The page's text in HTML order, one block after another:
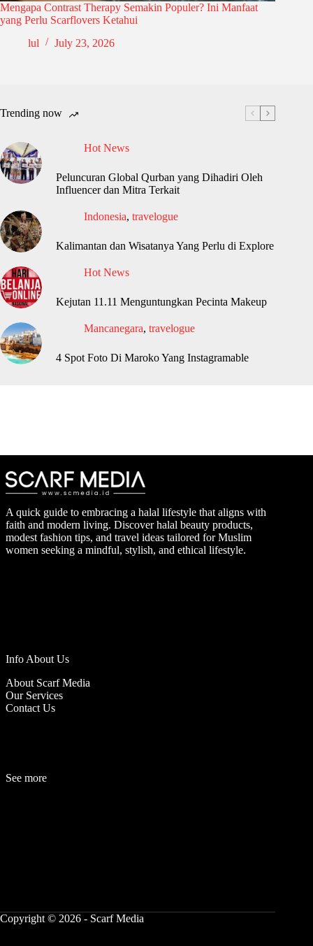
Mengapa Contrast Therapy Semakin Populer? Ini Manfaat
yang Perlu Scarflovers Ketahui
lul
July 23, 2026
Trending now
Hot News
Peluncuran Global Qurban yang Dihadiri Oleh
Influencer dan Mitra Terkait
Indonesia, travelogue
Kalimantan dan Wisatanya Yang Perlu di Explore
Hot News
Kejutan 11.11 Menguntungkan Pecinta Makeup
Mancanegara, travelogue
4 Spot Foto Di Maroko Yang Instagramable
A quick guide to embracing a halal lifestyle that aligns with
faith and modern living. Discover halal beauty products,
modest fashion tips, and travel ideas tailored for Muslim
women seeking a mindful, stylish, and ethical lifestyle.
Info About Us
About Scarf Media
Our Services
Contact Us
See more
Copyright © 2026 - Scarf Media